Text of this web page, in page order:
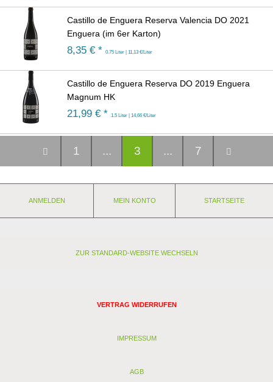
Castillo de Enguera Reserva Valencia DO 2021
Enguera (im 6er Karton)
8,35 € * 0.75 Liter | 11,13 €/Liter
Castillo de Enguera Reserva DO 2019 Enguera
Magnum HK
21,99 € * 1.5 Liter | 14,66 €/Liter
1 ... 3 ... 7
ANMELDEN MEIN KONTO STARTSEITE
ZUR STANDARD-WEBSITE WECHSELN
VERTRAG WIDERRUFEN
IMPRESSUM
AGB